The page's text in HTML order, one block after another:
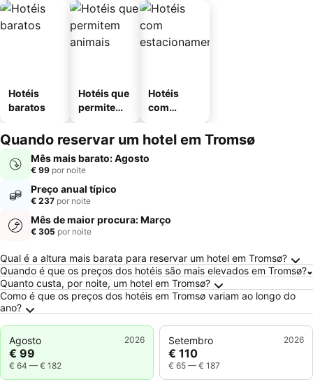
Hotéis
baratos
Hotéis que
permitem
Hotéis
com
mento
Quando reservar um hotel em Tromsø
Mês mais barato: Agosto
€ 99 por noite
Preço anual típico
€ 237 por noite
Mês de maior procura: Março
€ 305 por noite
Perguntas Frequentes sobre Tromsø
Qual é a altura mais barata para reservar um hotel em Tromsø?
Quando é que os preços dos hotéis são mais elevados em Tromsø?
Quanto custa, por noite, um hotel em Tromsø?
Como é que os preços dos hotéis em Tromsø variam ao longo do
ano?
Agosto 2026
€ 99
€ 64 — € 182
Setembro 2026
€ 110
€ 65 — € 187